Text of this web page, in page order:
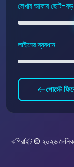
লেখার আকার ছোট-
লাইনের ব্যবধান
পোস্টে
কপিরাইট © ২০২৬